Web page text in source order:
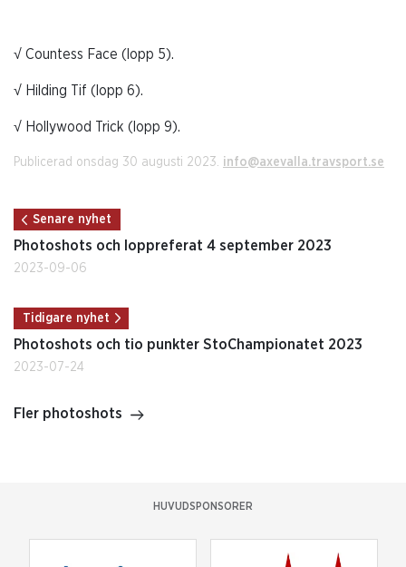
√ Countess Face (lopp 5).
√ Hilding Tif (lopp 6).
√ Hollywood Trick (lopp 9).
Publicerad onsdag 30 augusti 2023. info@axevalla.travsport.se
Senare nyhet
Photoshots och loppreferat 4 september 2023
2023-09-06
Tidigare nyhet
Photoshots och tio punkter StoChampionatet 2023
2023-07-24
Fler photoshots
HUVUDSPONSORER